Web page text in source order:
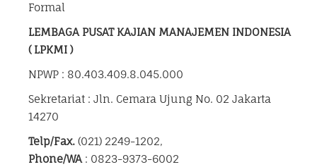
Formal
LEMBAGA PUSAT KAJIAN MANAJEMEN INDONESIA
( LPKMI )
NPWP : 80.403.409.8.045.000
Sekretariat : Jln. Cemara Ujung No. 02 Jakarta
14270
Telp/Fax. (021) 2249-1202,
Phone/WA: 0823-9373-6002